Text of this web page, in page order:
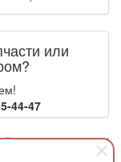
или
44-47
|Оплата и доставка|